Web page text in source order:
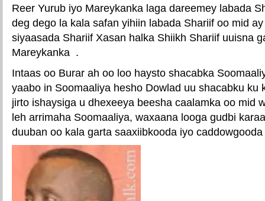
Reer Yurub iyo Mareykanka laga dareemey labada
deg dego la kala safan yihiin labada Shariif oo mid
siyaasada Shariif Xasan halka Shiikh Shariif uuisna
Mareykanka .
Intaas oo Burar ah oo loo haysto shacabka
yaabo in Soomaaliya hesho Dowlad uu shacabku ku
jirto ishaysiga u dhexeeya beesha caalamka oo mid
leh arrimaha Soomaaliya, waxaana looga gudbi
duuban oo kala garta saaxiibkooda iyo caddowgooda